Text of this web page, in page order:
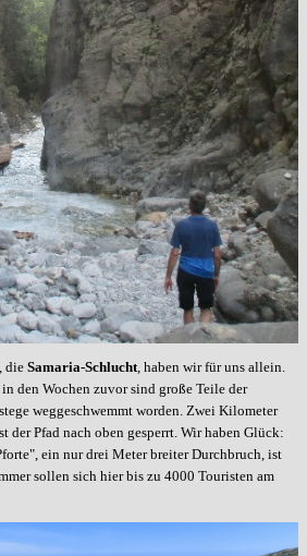
die Samaria-Schlucht , haben wir für uns allein.
den Wochen zuvor sind große Teile der
weggeschwemmt worden. Zwei Kilometer
der Pfad nach oben gesperrt. Wir haben Glück:
ein nur drei Meter breiter Durchbruch, ist
sollen sich hier bis zu 4000 Touristen am